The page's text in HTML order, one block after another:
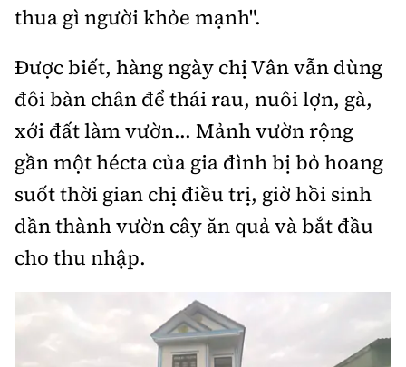
thua gì người khỏe mạnh".
Được biết, hàng ngày chị Vân vẫn dùng
đôi bàn chân để thái rau, nuôi lợn, gà,
xới đất làm vườn... Mảnh vườn rộng
gần một hécta của gia đình bị bỏ hoang
suốt thời gian chị điều trị, giờ hồi sinh
dần thành vườn cây ăn quả và bắt đầu
cho thu nhập.